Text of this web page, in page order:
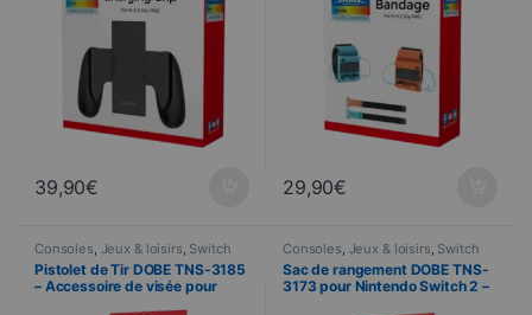
39,90€ 29,90€
Consoles Jeux & loisirs Switch
Pistolet de Tir DOBE TNS-3185
– Accessoire de visée pour
Consoles Jeux & loisirs Switch
Sac de rangement DOBE TNS-
3173 pour Nintendo Switch 2 –